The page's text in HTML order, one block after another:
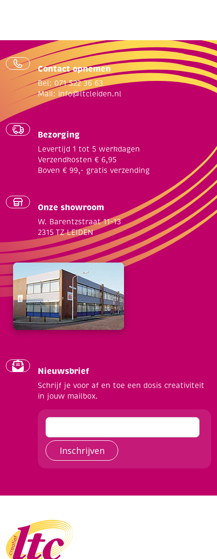
Contact opnemen
Bel: 071 522 36 63
Mail: info@ltcleiden.nl
Bezorging
Levertijd 1 tot 5 werkdagen
Verzendkosten € 6,95
Boven € 99,- gratis verzending
Onze showroom
W. Barentzstraat 11-13
2315 TZ LEIDEN
Nieuwsbrief
Schrijf je voor af en toe een dosis creativiteit
in jouw mailbox.
Inschrijven